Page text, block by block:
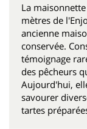
La
mètres de
ancienne
conservée.
témoignage
des pêcheurs
Aujourd'hui,
savourer
tartes